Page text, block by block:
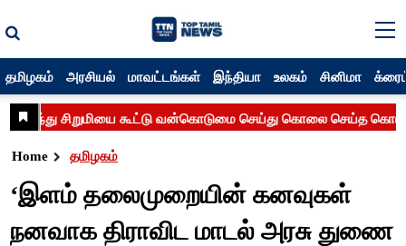
தமிழகம் அரசியல் மாவட்டங்கள் இந்தியா உலகம் சினிமா
Home தமிழகம்
‘இளம் தலைமுறையின் கனவுகள்
நனவாக திராவிட மாடல் அரசு துணை